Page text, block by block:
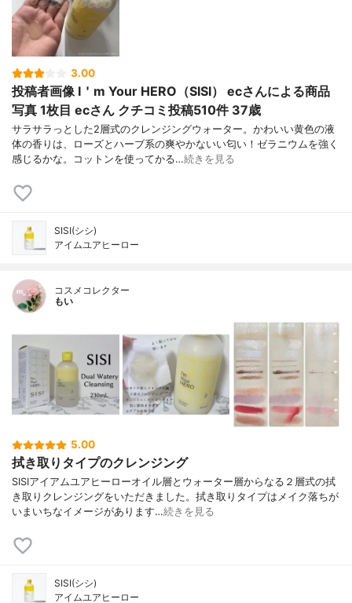
3.00
投稿者画像 I＇m Your HERO（SISI） ecさんによる商品
写真 1枚目 ecさん クチコミ投稿510件 37歳
サラサラっとした2層式のクレンジングウォーター。かわいい黄色の液
体の香りは、ローズとハーブ系の爽やかないい匂い！ゼラニウムを強く
感じるかな。コットンを使ってかる…続きを見る
SISI(シシ)
アイムユアヒーロー
コスメコレクター
もい
5.00
拭き取りタイプのクレンジング
SISIアイアムユアヒーローオイル層とウォーター層からなる２層式の拭
き取りクレンジングをいただきました。拭き取りタイプはメイク落ちが
いまいちなイメージがあります…続きを見る
SISI(シシ)
アイムユアヒーロー